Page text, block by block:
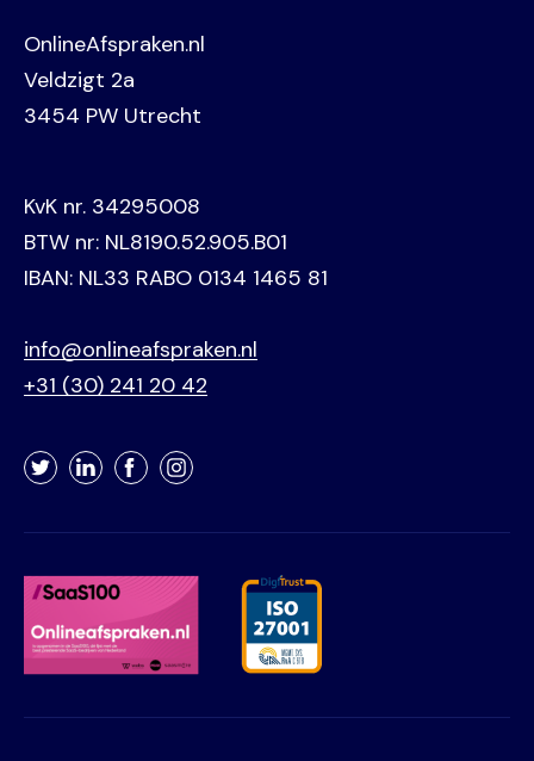
OnlineAfspraken.nl
Veldzigt 2a
3454 PW Utrecht
KvK nr. 34295008
BTW nr: NL8190.52.905.B01
IBAN: NL33 RABO 0134 1465 81
info@onlineafspraken.nl
+31 (30) 241 20 42
TwitterLinkedInFacebookInstagram